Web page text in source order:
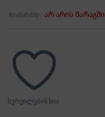
Availability: არ არის მარაგში
სურვილების სია